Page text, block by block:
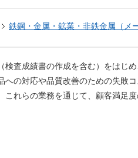
鉄鋼・金属・鉱業・非鉄金属（メ
検査成績書の作成を含む）をはじ
の対応や品質改善のための失敗コ
これらの業務を通じて、顧客満足